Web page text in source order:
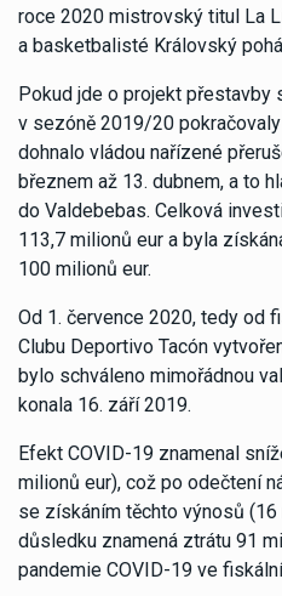
roce 2020 mistrovský titul La
a basketbalisté Královský
Pokud jde o projekt přestavby
v sezóně 2019/20
dohnalo vládou nařízené
březnem až 13. dubnem, a to
do Valdebebas. Celková
113,7 milionů eur a byla
100 milionů eur.
Od 1. července 2020, tedy od
Clubu Deportivo Tacón
bylo schváleno mimořádnou
konala 16. září 2019.
Efekt COVID-19 znamenal
milionů eur), což po odečtení
se získáním těchto výnosů
důsledku znamená ztrátu 91
pandemie COVID-19 ve